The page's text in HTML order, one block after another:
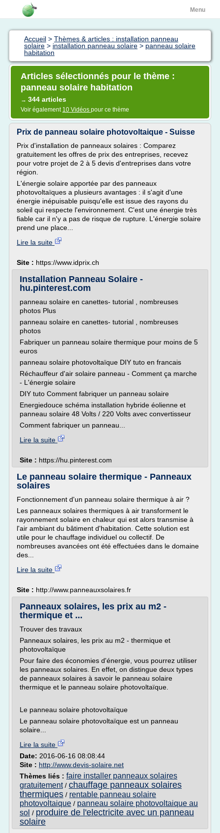
Menu
Accueil > Thèmes & articles : installation panneau
solaire > installation panneau solaire > panneau solaire
habitation
Articles sélectionnés pour le thème :
panneau solaire habitation
→ 344 articles
Voir également 10 Vidéos pour ce thème
Prix de panneau solaire photovoltaique - Suisse
Prix d'installation de panneaux solaires : Comparez
gratuitement les offres de prix des entreprises, recevez
pour votre projet de 2 à 5 devis d'entreprises dans votre
région.
L'énergie solaire apportée par des panneaux
photovoltaïques a plusieurs avantages : il s'agit d'une
énergie inépuisable puisqu'elle est issue des rayons du
soleil qui respecte l'environnement. C'est une énergie très
fiable car il n'y a pas de risque de rupture. L'énergie solaire
prend une place...
Lire la suite
Site : https://www.idprix.ch
Installation Panneau Solaire -
hu.pinterest.com
panneau solaire en canettes- tutorial , nombreuses
photos Plus
panneau solaire en canettes- tutorial , nombreuses
photos
Fabriquer un panneau solaire thermique pour moins de 5
euros
panneau solaire photovoltaïque DIY tuto en francais
Réchauffeur d'air solaire panneau - Comment ça marche
- L'énergie solaire
DIY tuto Comment fabriquer un panneau solaire
Energiedouce schéma installation hybride éolienne et
panneau solaire 48 Volts / 220 Volts avec convertisseur
Comment fabriquer un panneau...
Lire la suite
Site : https://hu.pinterest.com
Le panneau solaire thermique - Panneaux
solaires
Fonctionnement d'un panneau solaire thermique à air ?
Les panneaux solaires thermiques à air transforment le
rayonnement solaire en chaleur qui est alors transmise à
l'air ambiant du bâtiment d'habitation. Cette solution est
utile pour le chauffage individuel ou collectif. De
nombreuses avancées ont été effectuées dans le domaine
des...
Lire la suite
Site : http://www.panneauxsolaires.fr
Panneaux solaires, les prix au m2 -
thermique et ...
Trouver des travaux
Panneaux solaires, les prix au m2 - thermique et
photovoltaïque
Pour faire des économies d'énergie, vous pourrez utiliser
les panneaux solaires. En effet, on distingue deux types
de panneaux solaires à savoir le panneau solaire
thermique et le panneau solaire photovoltaïque.
Le panneau solaire photovoltaïque
Le panneau solaire photovoltaïque est un panneau
solaire...
Lire la suite
Date: 2016-06-16 08:08:44
Site : http://www.devis-solaire.net
Thèmes liés : faire installer panneaux solaires
gratuitement/ chauffage panneaux solaires
thermiques / rentable panneau solaire
photovoltaique / panneau solaire photovoltaique au
sol / produire de l'electricite avec un panneau
solaire